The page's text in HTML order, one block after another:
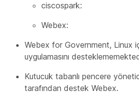
ciscospark:
Webex:
Webex for Government, Linux
uygulamasını
Kutucuk tabanlı pencere
tarafından destek Webex.